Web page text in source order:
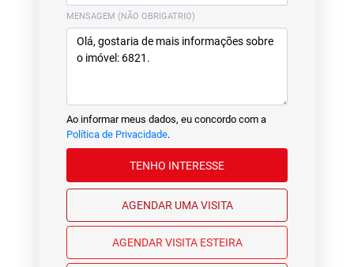
MENSAGEM (NÃO OBRIGATRIO)
Ao informar meus dados, eu concordo com a
Política de Privacidade.
TENHO INTERESSE
AGENDAR UMA VISITA
AGENDAR VISITA ESTEIRA